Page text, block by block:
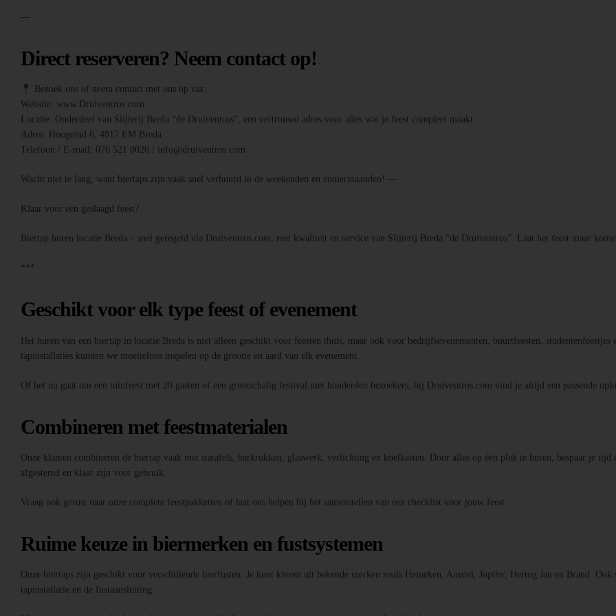
—
Direct reserveren? Neem contact op!
Bezoek ons of neem contact met ons op via:
Website: www.Druiventros.com
Locatie: Onderdeel van Slijterij Breda “de Druiventros”, een vertrouwd adres voor alles wat je feest compleet maakt.
Adres: Hoogeind 6, 4817 EM Breda
Telefoon / E-mail: 076 521 0026 / info@druiventros.com
Wacht niet te lang, want biertaps zijn vaak snel verhuurd in de weekenden en zomermaanden! —
Klaar voor een geslaagd feest?
Biertap huren locatie Breda – snel geregeld via Druiventros.com, met kwaliteit en service van Slijterij Breda “de Druiventros”. Laat het feest maar
***
Geschikt voor elk type feest of evenement
Het huren van een biertap in locatie Breda is niet alleen geschikt voor feesten thuis, maar ook voor bedrijfsevenementen, buurtfeesten,
tapinstallaties kunnen we moeiteloos inspelen op de grootte en aard van elk evenement.
Of het nu gaat om een tuinfeest met 20 gasten of een grootschalig festival met honderden bezoekers, bij Druiventros.com vind je altijd een passende
Combineren met feestmaterialen
Onze klanten combineren de biertap vaak met statafels, barkrukken, glaswerk, verlichting en koelkasten. Door alles op één plek te huren, bespaar je
afgestemd en klaar zijn voor gebruik.
Vraag ook gerust naar onze complete feestpakketten of laat ons helpen bij het samenstellen van een checklist voor jouw feest.
Ruime keuze in biermerken en fustsystemen
Onze biertaps zijn geschikt voor verschillende bierfusten. Je kunt kiezen uit bekende merken zoals Heineken, Amstel, Jupiler, Hertog Jan en Brand.
tapinstallatie en de fustaansluiting.